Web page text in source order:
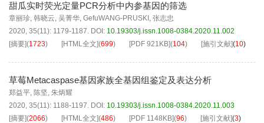
甜瓜实时荧光定量PCR分析中内参基因的筛选
章丽珍, 韩晓云, 吴菁华, GefuWANG-PRUSKI , 张志忠
2020, 35(11): 1179-1187. DOI: 10.19303/j.issn.1008-0384.2020.11.002
[摘要](1723) [HTML全文](699) [PDF 921KB](104) [施引文献](10)
草莓Metacaspase基因家族全基因组鉴定及表达分析
郑益平, 陈坚, 朱炳耀
2020, 35(11): 1188-1197. DOI: 10.19303/j.issn.1008-0384.2020.11.003
[摘要](2066) [HTML全文](486) [PDF 1148KB](96) [施引文献](3)